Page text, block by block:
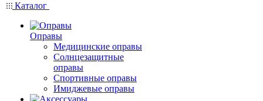
Каталог
Оправы
Медицинские оправы
Солнцезащитные
оправы
Спортивные оправы
Имиджевые оправы